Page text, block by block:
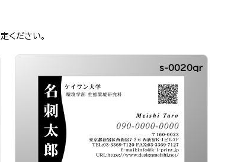
ください。
s-0020qr